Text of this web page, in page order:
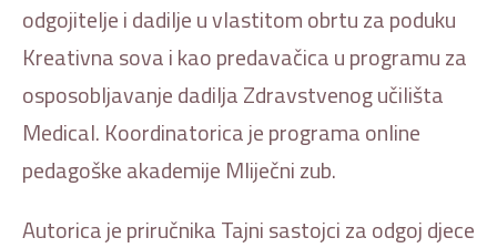
odgojitelje i dadilje u vlastitom obrtu za poduku
Kreativna sova i kao predavačica u programu za
osposobljavanje dadilja Zdravstvenog učilišta
Medical. Koordinatorica je programa online
pedagoške akademije Mliječni zub.
Autorica je priručnika Tajni sastojci za odgoj djece